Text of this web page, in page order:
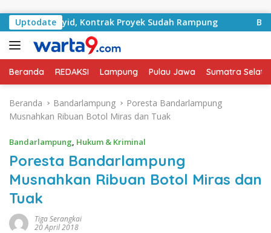
Uptodate
RA Basyid, Kontrak Proyek Sudah Rampung Bulan
Beranda REDAKSI Lampung Pulau Jawa Sumatra
Beranda Bandarlampung
Poresta Bandarlampung
Musnahkan Ribuan Botol Miras dan Tuak
Bandarlampung, Hukum & Kriminal
Poresta Bandarlampung
Musnahkan Ribuan Botol Miras dan
Tuak
Tiga Serangkai
20 April 2018